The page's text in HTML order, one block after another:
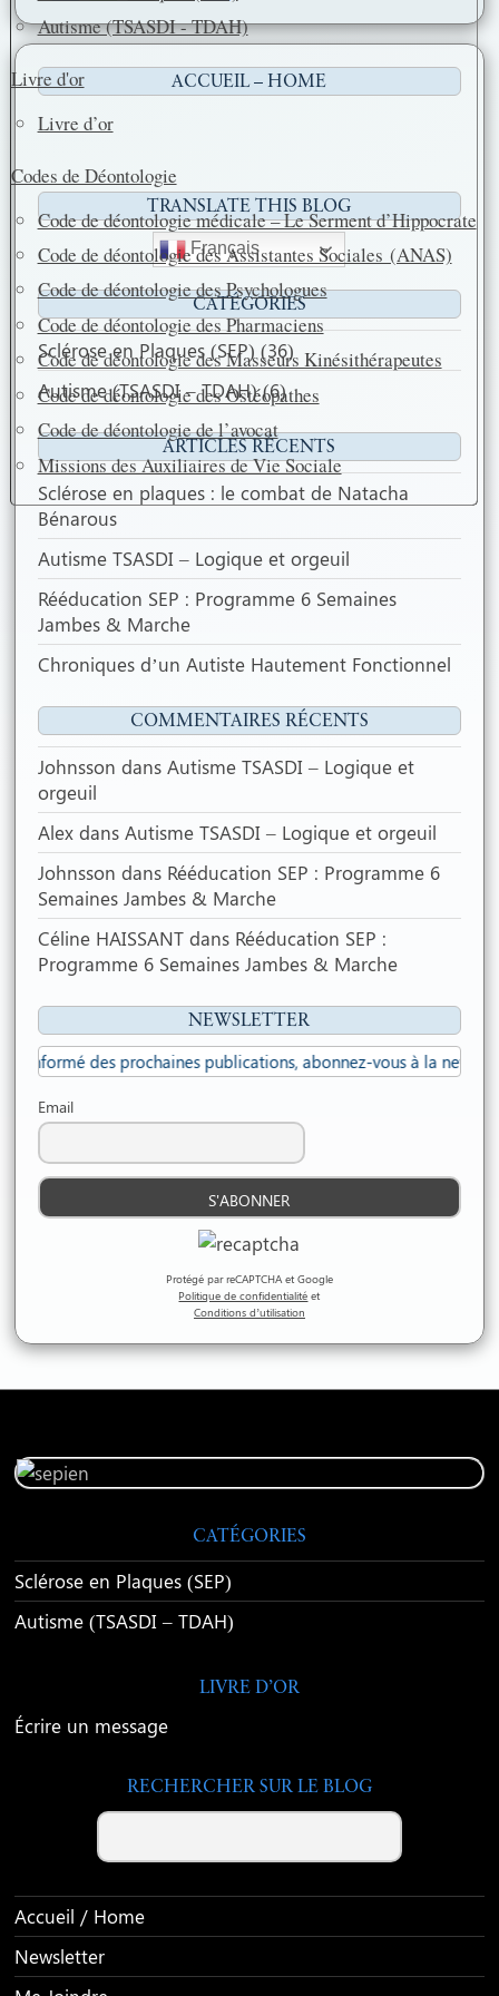
Autisme (TSASDI - TDAH)
Livre d'or
Livre d’or
Codes de Déontologie
Code de déontologie médicale – Le Serment d’Hippocrate
Code de déontologie des Assistantes Sociales (ANAS)
Code de déontologie des Psychologues
Code de déontologie des Pharmaciens
Code de déontologie des Masseurs Kinésithérapeutes
Code de déontologie des Ostéopathes
Code de déontologie de l’avocat
Missions des Auxiliaires de Vie Sociale
o
k
p
p
e
r
c
e
b
o
k
h
a
t
s
p
m
a
i
l
a
r
t
a
r
ACCUEIL – HOME
TRANSLATE THIS BLOG
Français
CATÉGORIES
Sclérose en Plaques (SEP) (36)
Autisme (TSASDI – TDAH)(6)
ARTICLES RÉCENTS
Sclérose en plaques : le combat de Natacha
Bénarous
Autisme TSASDI – Logique et orgeuil
Rééducation SEP : Programme 6 Semaines
Jambes & Marche
Chroniques d’un Autiste Hautement Fonctionnel
COMMENTAIRES RÉCENTS
Johnsson dansAutisme TSASDI – Logique et
orgeuil
Alex dansAutisme TSASDI – Logique et orgeuil
Johnsson dans Rééducation SEP : Programme 6
Semaines Jambes & Marche
Céline HAISSANT dans Rééducation SEP :
Programme 6 Semaines Jambes & Marche
NEWSLETTER
informé des prochaines publications, abonnez-vous à la
Email
Protégé par reCAPTCHA et Google
Politique de confidentialité et
Conditions d’utilisation
CATÉGORIES
Sclérose en Plaques (SEP)
Autisme (TSASDI – TDAH)
LIVRE D’OR
Écrire un message
RECHERCHER SUR LE BLOG
Accueil / Home
Newsletter